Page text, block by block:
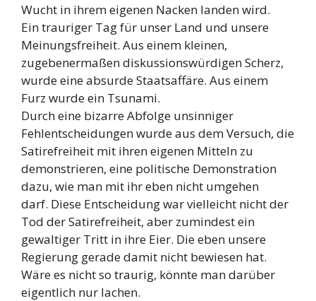
Wucht in ihrem eigenen Nacken landen wird.
Ein trauriger Tag für unser Land und unsere
Meinungsfreiheit. Aus einem kleinen,
zugebenermaßen diskussionswürdigen Scherz,
wurde eine absurde Staatsaffäre. Aus einem
Furz wurde ein Tsunami.
Durch eine bizarre Abfolge unsinniger
Fehlentscheidungen wurde aus dem Versuch, die
Satirefreiheit mit ihren eigenen Mitteln zu
demonstrieren, eine politische Demonstration
dazu, wie man mit ihr eben nicht umgehen
darf. Diese Entscheidung war vielleicht nicht der
Tod der Satirefreiheit, aber zumindest ein
gewaltiger Tritt in ihre Eier. Die eben unsere
Regierung gerade damit nicht bewiesen hat.
Wäre es nicht so traurig, könnte man darüber
eigentlich nur lachen.